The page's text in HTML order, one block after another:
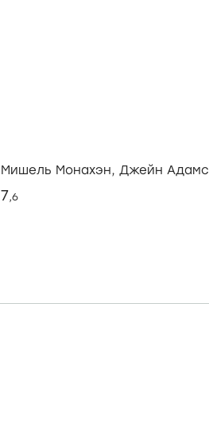
Мишель Монахэн, Джейн Адамс
7,6